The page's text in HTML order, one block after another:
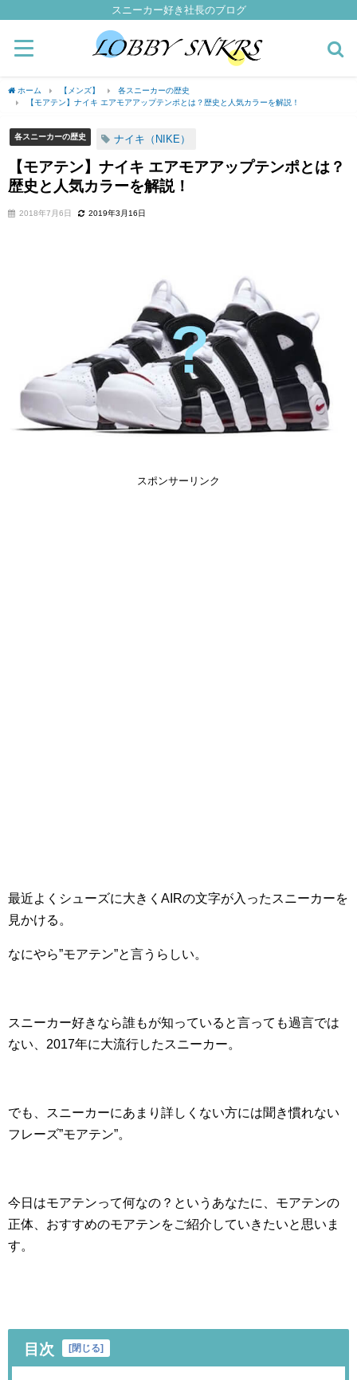
スニーカー好き社長のブログ
ホーム 【メンズ】
各スニーカーの歴史
【モアテン】ナイキ エアモアアップテンポとは？歴史と人気カラーを解説！
各スニーカーの歴史 ナイキ（NIKE）
【モアテン】ナイキ エアモアアップテンポとは？
歴史と人気カラーを解説！
2018年7月6日 2019年3月16日
スポンサーリンク
最近よくシューズに大きくAIRの文字が入ったスニーカーを
見かける。
なにやら”モアテン”と言うらしい。
スニーカー好きなら誰もが知っていると言っても過言では
ない、2017年に大流行したスニーカー。
でも、スニーカーにあまり詳しくない方には聞き慣れない
フレーズ”モアテン”。
今日はモアテンって何なの？というあなたに、モアテンの
正体、おすすめのモアテンをご紹介していきたいと思いま
す。
目次 [閉じる]